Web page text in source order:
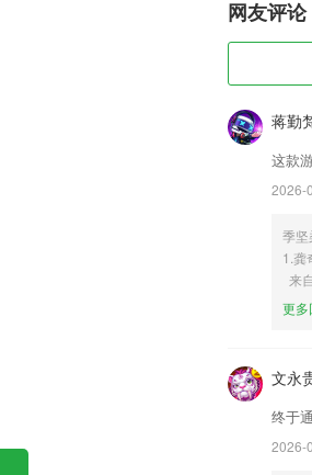
乐玩国际
2,实现同院
3,同步练习
4,【在线购
6,错题重现
乐玩国
1.软件的课
3.：职业课程
4.·可以自
5.古文板块
网友评论
蒋勤
这款
2026-
季坚
1.龚
来自
更多
文永
终于
2026-